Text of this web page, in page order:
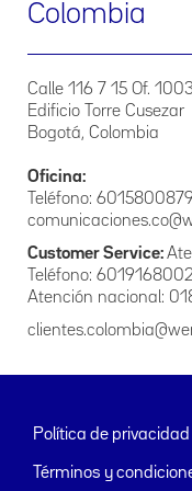
El presente Manual de
Información que La
Principio de
en las bases de
actualizada,
registro y
Principio de
finalidad legítima
Principio de
presente política
información del
Tratamiento debe
Colombia
Calle 116 7 15 Of. 1003
Edificio Torre Cusezar
Bogotá, Colombia
Oficina:
Teléfono: 6015800879
Customer Service:
Teléfono: 6019168002
Atención nacional:
Política de privacidad
Términos y